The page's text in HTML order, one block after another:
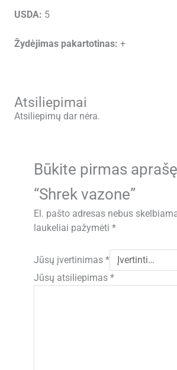
USDA: 5
Žydėjimas pakartotinas: +
Atsiliepimai
Atsiliepimų dar nėra.
Būkite pirmas
“Shrek vazone”
El. pašto adresas nebus
laukeliai pažymėti*
Jūsų įvertinimas*
Jūsų atsiliepimas*